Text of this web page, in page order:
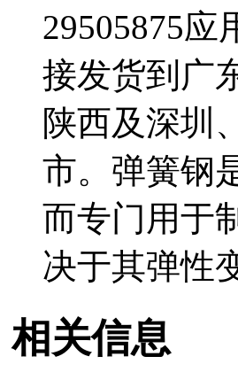
29505875应
接发货到广
陕西及深圳
市。弹簧钢
而专门用于
决于其弹性
相关信息